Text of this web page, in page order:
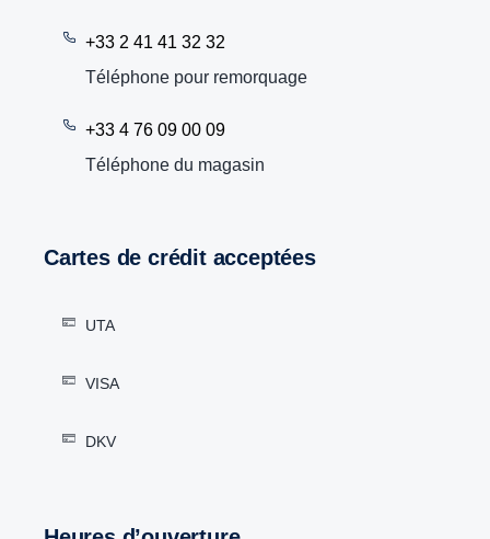
+33 2 41 41 32 32
Téléphone pour remorquage
+33 4 76 09 00 09
Téléphone du magasin
Cartes de crédit acceptées
UTA
VISA
DKV